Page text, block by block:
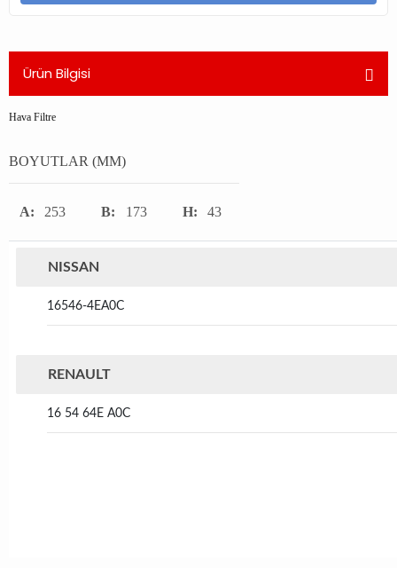
Ürün Bilgisi
Hava Filtre
BOYUTLAR (MM)
A: 253 B: 173 H: 43
NISSAN
16546-4EA0C
RENAULT
16 54 64E A0C